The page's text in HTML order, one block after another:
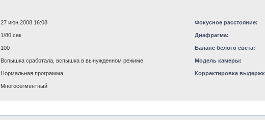
27 июн 2008 16:08 Фокусное расстояние:
1/80 сек Диафрагма:
100 Баланс белого света:
Вспышка сработала, вспышка в вынужденном режиме Модель камеры:
Нормальная программа Корректировка
Многосегментный